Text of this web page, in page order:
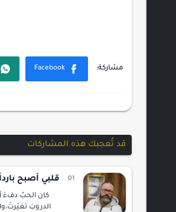
قد تُعجبك هذه المشاركات
قلبي أصبح
كان الحبُ دفءَ
الدروبَ